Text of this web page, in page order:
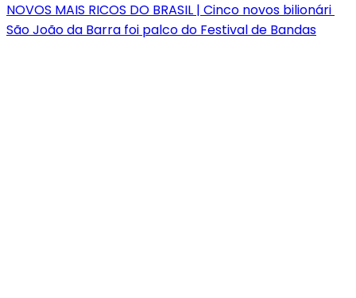
NOVOS MAIS RICOS DO BRASIL | Cinco novos bilionári
São João da Barra foi palco do Festival de Bandas